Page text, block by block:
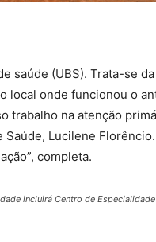
saúde (UBS). Trata-se
local onde funcionou o
trabalho na atenção
Lucilene
completa.
incluirá Centro de